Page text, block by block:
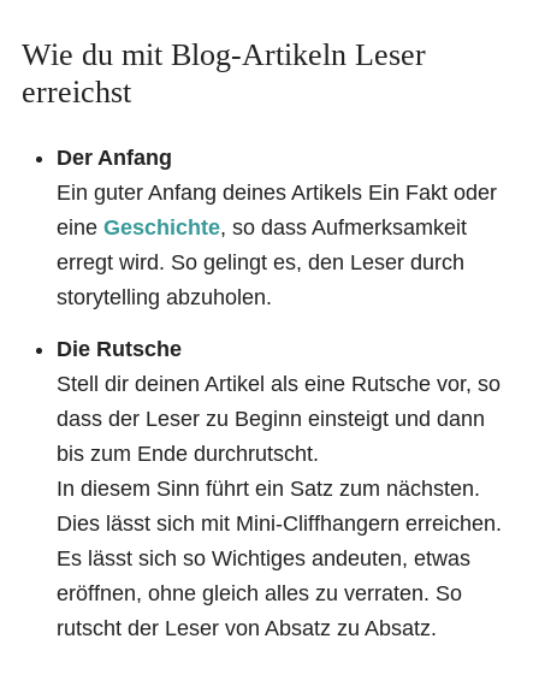
Wie du mit Blog-Artikeln Leser
erreichst
Der Anfang
Ein guter Anfang deines Artikels Ein Fakt oder
eineGeschichte, so dass Aufmerksamkeit
erregt wird. So gelingt es, den Leser durch
storytelling abzuholen.
Die Rutsche
Stell dir deinen Artikel als eine Rutsche vor, so
dass der Leser zu Beginn einsteigt und dann
bis zum Ende durchrutscht.
In diesem Sinn führt ein Satz zum nächsten.
Dies lässt sich mit Mini-Cliffhangern erreichen.
Es lässt sich so Wichtiges andeuten, etwas
eröffnen, ohne gleich alles zu verraten. So
rutscht der Leser von Absatz zu Absatz.